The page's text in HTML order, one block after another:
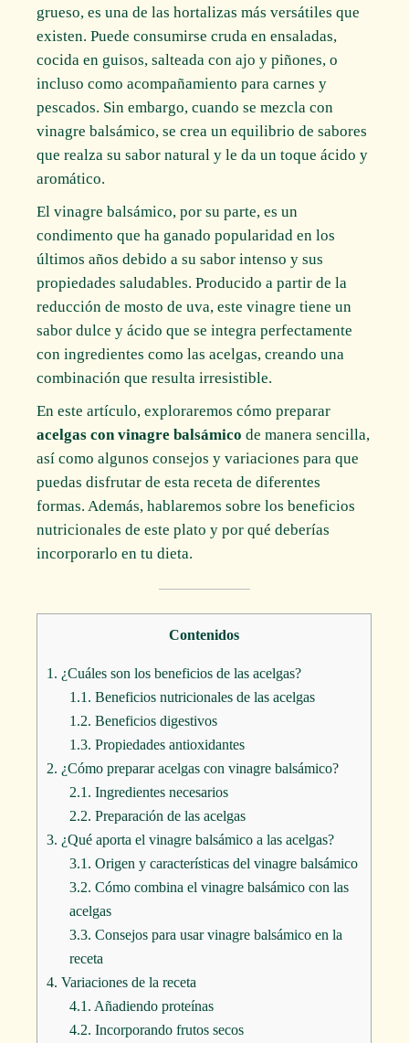
grueso, es una de las hortalizas más versátiles que
existen. Puede consumirse cruda en ensaladas,
cocida en guisos, salteada con ajo y piñones, o
incluso como acompañamiento para carnes y
pescados. Sin embargo, cuando se mezcla con
vinagre balsámico, se crea un equilibrio de sabores
que realza su sabor natural y le da un toque ácido y
aromático.
El vinagre balsámico, por su parte, es un
condimento que ha ganado popularidad en los
últimos años debido a su sabor intenso y sus
propiedades saludables. Producido a partir de la
reducción de mosto de uva, este vinagre tiene un
sabor dulce y ácido que se integra perfectamente
con ingredientes como las acelgas, creando una
combinación que resulta irresistible.
En este artículo, exploraremos cómo preparar
acelgas con vinagre balsámico de manera sencilla,
así como algunos consejos y variaciones para que
puedas disfrutar de esta receta de diferentes
formas. Además, hablaremos sobre los beneficios
nutricionales de este plato y por qué deberías
incorporarlo en tu dieta.
Contenidos
1. ¿Cuáles son los beneficios de las acelgas?
1.1. Beneficios nutricionales de las acelgas
1.2. Beneficios digestivos
1.3. Propiedades antioxidantes
2. ¿Cómo preparar acelgas con vinagre balsámico?
2.1. Ingredientes necesarios
2.2. Preparación de las acelgas
3. ¿Qué aporta el vinagre balsámico a las acelgas?
3.1. Origen y características del vinagre balsámico
3.2. Cómo combina el vinagre balsámico con las
acelgas
3.3. Consejos para usar vinagre balsámico en la
receta
4. Variaciones de la receta
4.1. Añadiendo proteínas
4.2. Incorporando frutos secos